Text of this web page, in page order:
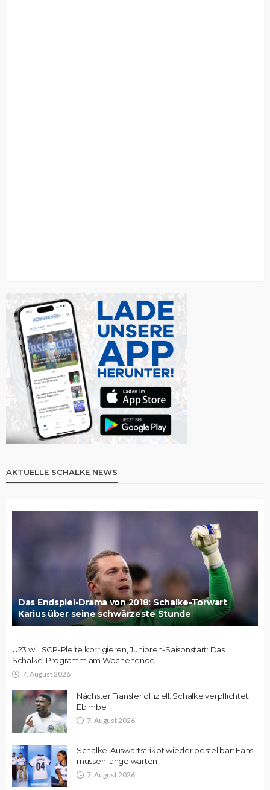
AKTUELLE SCHALKE NEWS
Das Endspiel-Drama von 2018: Schalke-Torwart
Karius über seine schwärzeste Stunde
U23 will SCP-Pleite korrigieren, Junioren-Saisonstart: Das
Schalke-Programm am Wochenende
7. August 2026
Nächster Transfer offiziell: Schalke verpflichtet
Ebimbe
7. August 2026
Schalke-Auswärtstrikot wieder bestellbar: Fans
müssen lange warten
7. August 2026